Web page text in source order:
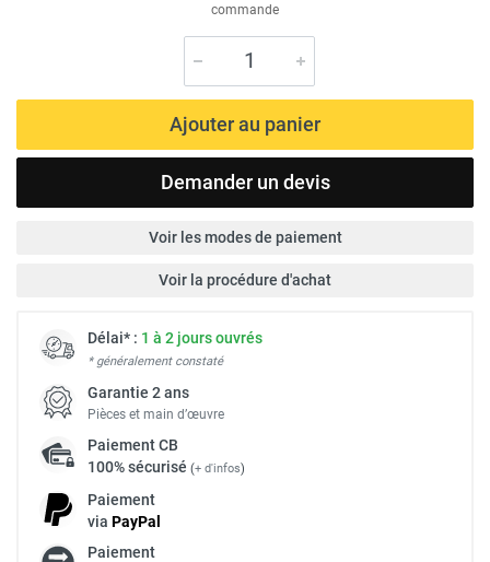
commande
Ajouter au panier
Demander un devis
Voir les modes de paiement
Voir la procédure d'achat
Délai* : 1 à 2 jours ouvrés
* généralement constaté
Garantie 2 ans
Pièces et main d’œuvre
PaiementCB
100% sécurisé (+ d'infos)
Paiement
via PayPal
Paiement